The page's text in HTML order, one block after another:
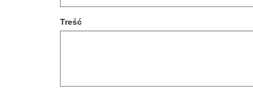
Treść